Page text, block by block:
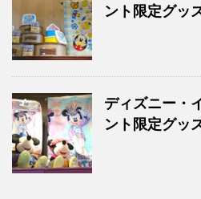
ント限定グッ
ディズニー・
ント限定グッ